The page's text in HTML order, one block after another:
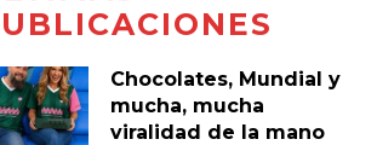
Chocolates, Mundial y
mucha, mucha
viralidad de la mano